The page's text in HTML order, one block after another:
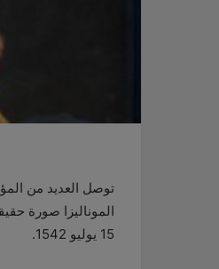
توصل العديد من
15 يوليو 1542.